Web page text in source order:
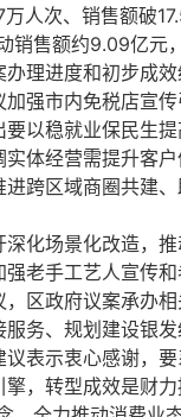
人次、销售额破
售额约9.09亿元，
理进度和初步成
强市内免税店宣
以稳就业保民生
体经营需提升客
跨区域商圈共建
化场景化改造，
老手工艺人宣传
区政府议案承办
务、规划建设银
表示衷心感谢，
，转型成效是财